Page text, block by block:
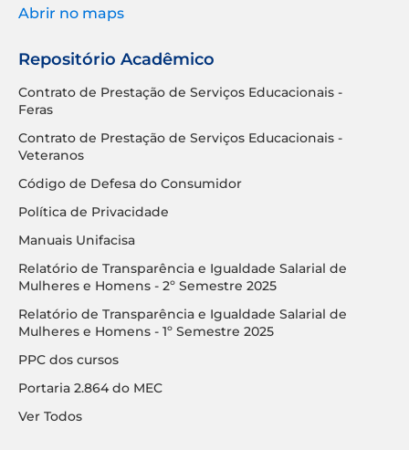
Abrir no maps
Repositório Acadêmico
Contrato de Prestação de Serviços Educacionais -
Feras
Contrato de Prestação de Serviços Educacionais -
Veteranos
Código de Defesa do Consumidor
Política de Privacidade
Manuais Unifacisa
Relatório de Transparência e Igualdade Salarial de
Mulheres e Homens - 2º Semestre 2025
Relatório de Transparência e Igualdade Salarial de
Mulheres e Homens - 1º Semestre 2025
PPC dos cursos
Portaria 2.864 do MEC
Ver Todos